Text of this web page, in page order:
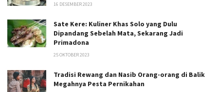
16 DESEMBER 2023
Sate Kere: Kuliner Khas Solo yang Dulu
Dipandang Sebelah Mata, Sekarang Jadi
Primadona
25 OKTOBER 2023
Tradisi Rewang dan Nasib Orang-orang di Balik
Megahnya Pesta Pernikahan